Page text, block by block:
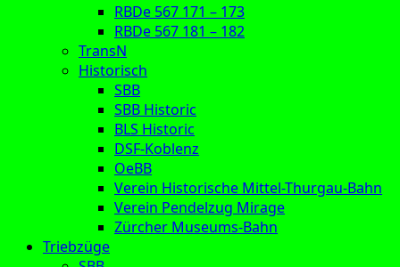
RBDe 567 171 – 173
RBDe 567 181 – 182
TransN
Historisch
SBB
SBB Historic
BLS Historic
DSF-Koblenz
OeBB
Verein Historische Mittel-Thurgau-Bahn
Verein Pendelzug Mirage
Zürcher Museums-Bahn
Triebzüge